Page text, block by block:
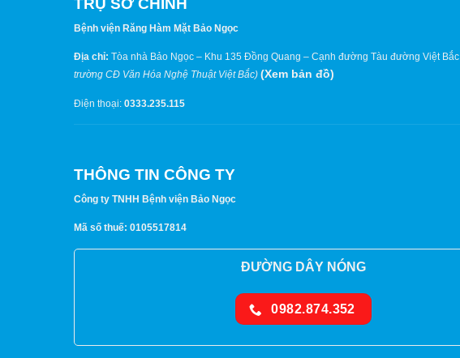
TRỤ SỞ CHÍNH
Bệnh viện Răng Hàm Mặt Bảo Ngọc
Địa chỉ: Tòa nhà Bảo Ngọc – Khu 135 Đồng Quang – Cạnh đường Tàu đường Việt Bắc
trường CĐ Văn Hóa Nghệ Thuật Việt Bắc) (Xem bản đồ)
Điện thoại: 0333.235.115
THÔNG TIN CÔNG TY
Công ty TNHH Bệnh viện Bảo Ngọc
Mã số thuế: 0105517814
ĐƯỜNG DÂY NÓNG
0982.874.352